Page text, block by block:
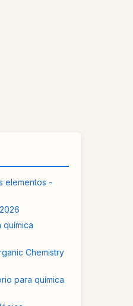
elementos -
química
Chemistry
para química